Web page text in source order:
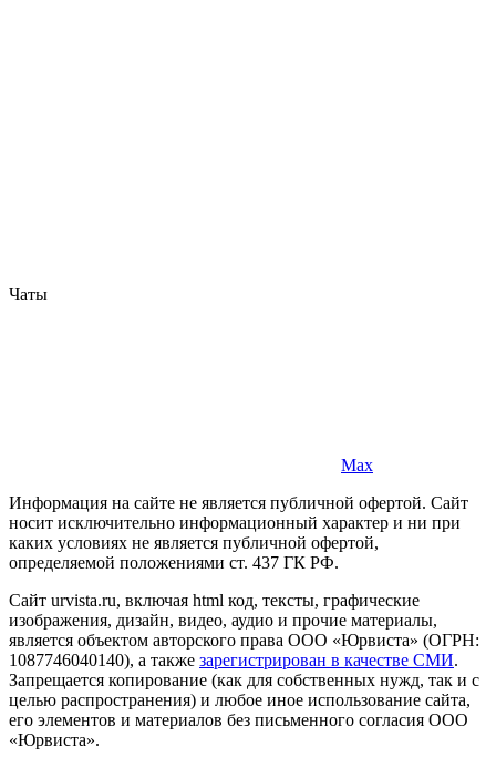
Чаты
Max
Информация на сайте не является публичной офертой. Cайт
носит исключительно информационный характер и ни при
каких условиях не является публичной офертой,
определяемой положениями ст. 437 ГК РФ.
Сайт urvista.ru, включая html код, тексты, графические
изображения, дизайн, видео­, аудио­ и прочие материалы,
является объектом авторского права ООО «Юрвиста» (ОГРН:
1087746040140), а также зарегистрирован в качестве СМИ.
Запрещается копирование (как для собственных нужд, так и с
целью распространения) и любое иное использование сайта,
его элементов и материалов без письменного согласия ООО
«Юрвиста».